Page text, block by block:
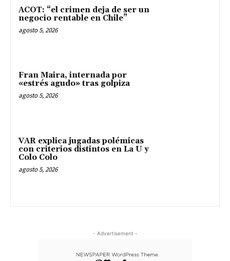
ACOT: “el crimen deja de ser un
negocio rentable en Chile”
agosto 5, 2026
Fran Maira, internada por
«estrés agudo» tras golpiza
agosto 5, 2026
VAR explica jugadas polémicas
con criterios distintos en La U y
Colo Colo
agosto 5, 2026
- Advertisement -